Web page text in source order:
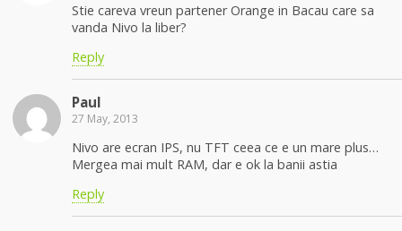
Stie careva vreun partener Orange in Bacau care sa
vanda Nivo la liber?
Reply
Paul
27 May, 2013
Nivo are ecran IPS, nu TFT ceea ce e un mare plus…
Mergea mai mult RAM, dar e ok la banii astia
Reply